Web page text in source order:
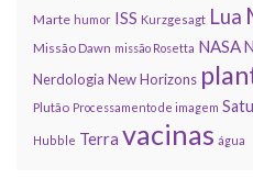
Marte humor ISS Kurzgesagt Lua
Missão Dawn missão Rosetta NASA
Nerdologia New Horizons
Plutão Processamento de imagem
Hubble Terra vacinas água